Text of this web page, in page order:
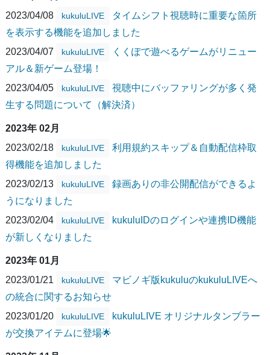
2023/04/08
kukuluLIVE
タイムシフト視聴時に重要な箇所
を表示する機能を追加しました
2023/04/07
kukuluLIVE
くくぽで遊べるゲームがリニュー
アル＆新ゲーム登場！
2023/04/05
kukuluLIVE
視聴中にバッファリングが多く発
生する問題について（解決済）
2023年 02月
2023/02/18
kukuluLIVE
利用規約スキップ＆自動配信枠取
得機能を追加しました
2023/02/13
kukuluLIVE
録画ありの非公開配信ができるよ
うになりました
2023/02/04
kukuluLIVE
kukuluIDのログインや連携ID機能
が新しくなりました
2023年 01月
2023/01/21
kukuluLIVE
マビノギ版kukuluのkukuluLIVEへ
の統合に関するお知らせ
2023/01/20
kukuluLIVE
kukuluLIVE オリジナルタンブラー
が交換アイテムに登場🌟